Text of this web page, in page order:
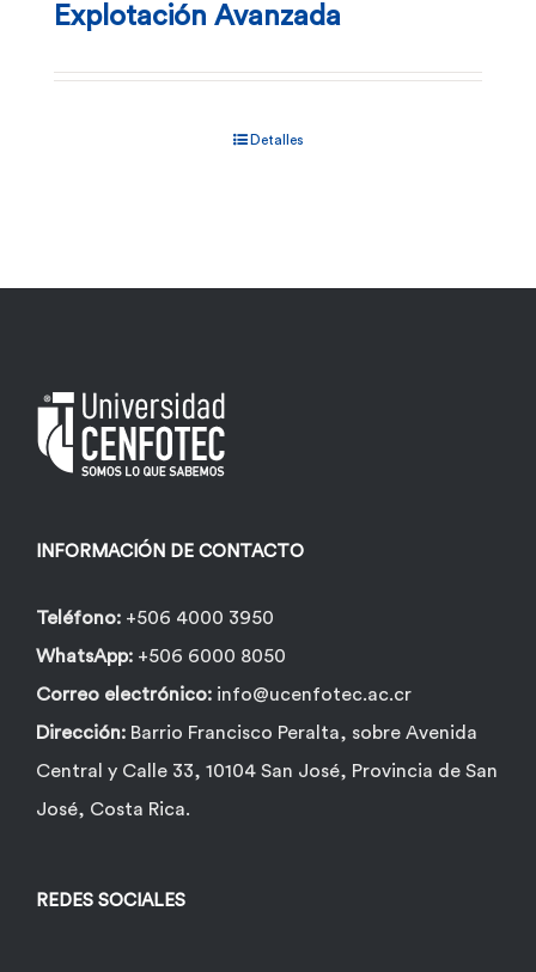
Explotación Avanzada
Detalles
INFORMACIÓN DE CONTACTO
Teléfono: +506 4000 3950
WhatsApp: +506 6000 8050
Correo electrónico: info@ucenfotec.ac.cr
Dirección: Barrio Francisco Peralta, sobre Avenida
Central y Calle 33, 10104 San José, Provincia de San
José, Costa Rica.
REDES SOCIALES